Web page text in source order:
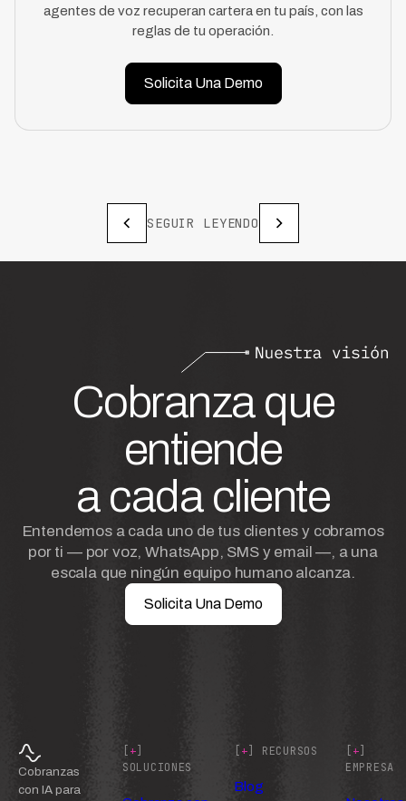
agentes de voz recuperan cartera en tu país, con las
reglas de tu operación.
Solicita Una Demo
SEGUIR LEYENDO
Cobranza que
entiende
a cada cliente
Entendemos a cada uno de tus clientes y cobramos
por ti — por voz, WhatsApp, SMS y email —, a una
escala que ningún equipo humano alcanza.
Solicita Una Demo
Cobranzas
con IA para
[+]
SOLUCIONES
[+] RECURSOS
Blog
[+]
EMPRESA